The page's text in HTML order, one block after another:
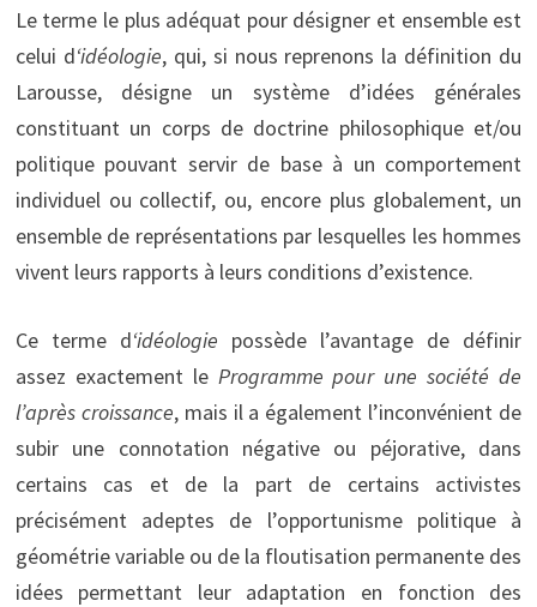
Le terme le plus adéquat pour désigner et ensemble est
celui d‘idéologie, qui, si nous reprenons la définition du
Larousse, désigne un système d’idées générales
constituant un corps de doctrine philosophique et/ou
politique pouvant servir de base à un comportement
individuel ou collectif, ou, encore plus globalement, un
ensemble de représentations par lesquelles les hommes
vivent leurs rapports à leurs conditions d’existence.
Ce terme d‘idéologie possède l’avantage de définir
assez exactement le Programme pour une société de
l’après croissance, mais il a également l’inconvénient de
subir une connotation négative ou péjorative, dans
certains cas et de la part de certains activistes
précisément adeptes de l’opportunisme politique à
géométrie variable ou de la floutisation permanente des
idées permettant leur adaptation en fonction des